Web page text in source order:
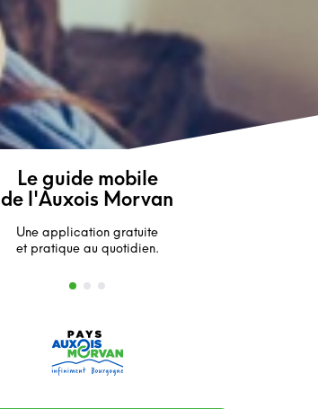
Le guide mobile
de l'Auxois Morvan
Une application gratuite
et pratique au quotidien.